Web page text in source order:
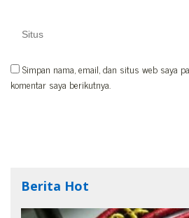
Simpan nama, email, dan situs web saya
komentar saya berikutnya.
Berita Hot